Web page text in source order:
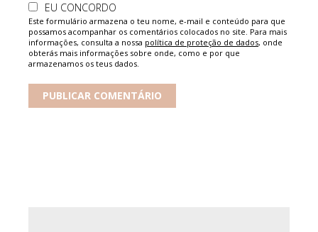
EU CONCORDO
Este formulário armazena o teu nome, e-mail e conteúdo para que
possamos acompanhar os comentários colocados no site. Para mais
informações, consulta a nossa política de proteção de dados, onde
obterás mais informações sobre onde, como e por que
armazenamos os teus dados.